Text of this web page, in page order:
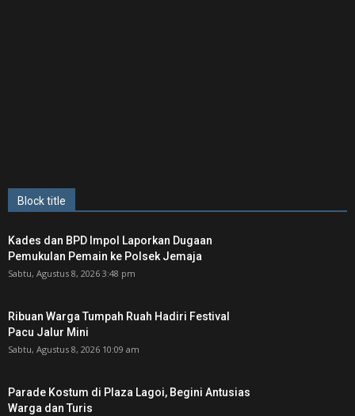
Block title
Kades dan BPD Impol Laporkan Dugaan
Pemukulan Pemain ke Polsek Jemaja
Sabtu, Agustus 8, 2026 3:48 pm
Ribuan Warga Tumpah Ruah Hadiri Festival
Pacu Jalur Mini
Sabtu, Agustus 8, 2026 10:09 am
Parade Kostum di Plaza Lagoi, Begini Antusias
Warga dan Turis